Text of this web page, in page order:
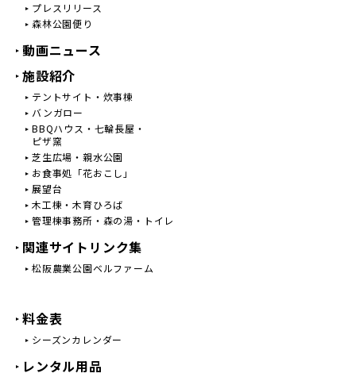
プレスリリース
森林公園便り
動画ニュース
施設紹介
テントサイト・炊事棟
バンガロー
BBQハウス・七輪長屋・
ピザ窯
芝生広場・親水公園
お食事処「花おこし」
展望台
木工棟・木育ひろば
管理棟事務所・森の湯・トイレ
関連サイトリンク集
松阪農業公園ベルファーム
料金表
シーズンカレンダー
レンタル用品